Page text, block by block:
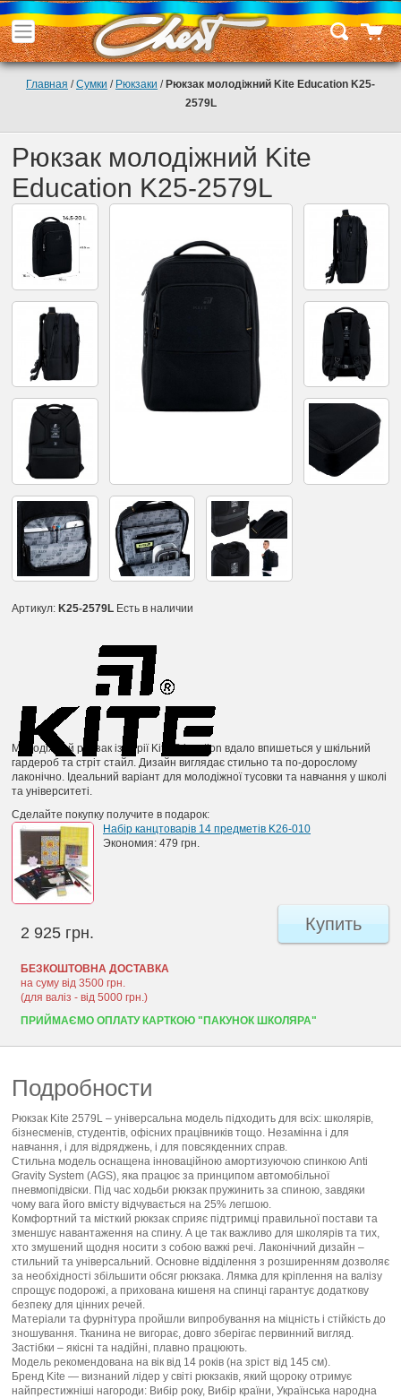
Главная /Сумки / Рюкзаки / Рюкзак молодіжний Kite Education K25-
2579L
Рюкзак молодіжний Kite
Education K25-2579L
Артикул: K25-2579L Есть в наличии
Молодіжний рюкзак із серії Kite Education вдало впишеться у шкільний
гардероб та стріт стайл. Дизайн виглядає стильно та по-дорослому
лаконічно. Ідеальний варіант для молодіжної тусовки та навчання у школі
та університеті.
Сделайте покупку получите в подарок:
Набір канцтоварів 14 предметів K26-010
Экономия: 479 грн.
2 925 грн. Купить
БЕЗКОШТОВНА ДОСТАВКА
на суму від 3500 грн.
(для валіз - від 5000 грн.)
ПРИЙМАЄМО ОПЛАТУ КАРТКОЮ "ПАКУНОК ШКОЛЯРА"
Подробности
Рюкзак Kite 2579L – універсальна модель підходить для всіх: школярів,
бізнесменів, студентів, офісних працівників тощо. Незамінна і для
навчання, і для відряджень, і для повсякденних справ.
Стильна модель оснащена інноваційною амортизуючою спинкою Anti
Gravity System (AGS), яка працює за принципом автомобільної
пневмопідвіски. Під час ходьби рюкзак пружинить за спиною, завдяки
чому вага його вмісту відчувається на 25% легшою.
Комфортний та місткий рюкзак сприяє підтримці правильної постави та
зменшує навантаження на спину. А це так важливо для школярів та тих,
хто змушений щодня носити з собою важкі речі. Лаконічний дизайн –
стильний та універсальний. Основне відділення з розширенням дозволяє
за необхідності збільшити обсяг рюкзака. Лямка для кріплення на валізу
спрощує подорожі, а прихована кишеня на спинці гарантує додаткову
безпеку для цінних речей.
Матеріали та фурнітура пройшли випробування на міцність і стійкість до
зношування. Тканина не вигорає, довго зберігає первинний вигляд.
Застібки – якісні та надійні, плавно працюють.
Модель рекомендована на вік від 14 років (на зріст від 145 см).
Бренд Kite — визнаний лідер у світі рюкзаків, який щороку отримує
найпрестижніші нагороди: Вибір року, Вибір країни, Українська народна